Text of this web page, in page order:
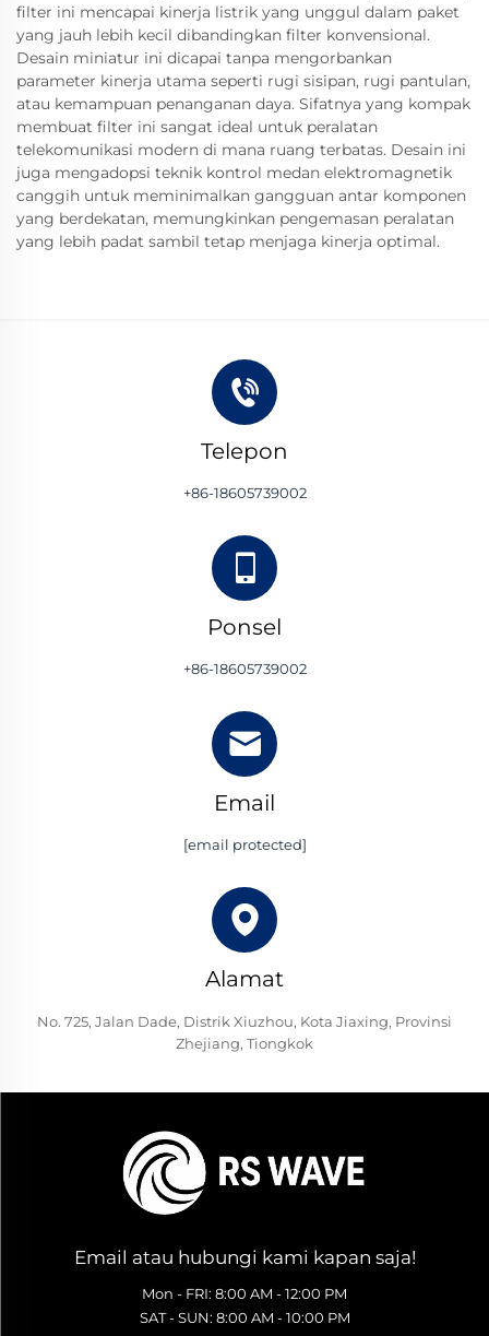
filter ini mencapai kinerja listrik yang unggul dalam paket
yang jauh lebih kecil dibandingkan filter konvensional.
Desain miniatur ini dicapai tanpa mengorbankan
parameter kinerja utama seperti rugi sisipan, rugi pantulan,
atau kemampuan penanganan daya. Sifatnya yang kompak
membuat filter ini sangat ideal untuk peralatan
telekomunikasi modern di mana ruang terbatas. Desain ini
juga mengadopsi teknik kontrol medan elektromagnetik
canggih untuk meminimalkan gangguan antar komponen
yang berdekatan, memungkinkan pengemasan peralatan
yang lebih padat sambil tetap menjaga kinerja optimal.
Telepon
+86-18605739002
Ponsel
+86-18605739002
Email
[email protected]
Alamat
No. 725, Jalan Dade, Distrik Xiuzhou, Kota Jiaxing, Provinsi
Zhejiang, Tiongkok
Email atau hubungi kami kapan saja!
Mon - FRI: 8:00 AM - 12:00 PM
SAT - SUN: 8:00 AM - 10:00 PM